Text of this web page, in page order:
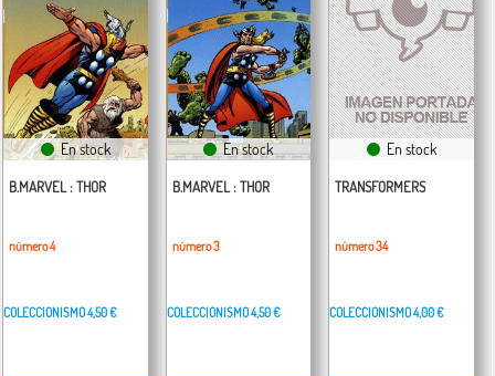
En stock
B.MARVEL : THOR
número 4
COLECCIONISMO4,50 €
En stock
B.MARVEL : THOR
número 3
COLECCIONISMO4,50 €
En stock
TRANSFORMERS
número 34
COLECCIONISMO4,00 €